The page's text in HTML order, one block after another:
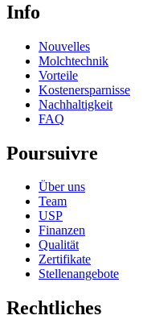
Info
Nouvelles
Molchtechnik
Vorteile
Kostenersparnisse
Nachhaltigkeit
FAQ
Poursuivre
Über uns
Team
USP
Finanzen
Qualität
Zertifikate
Stellenangebote
Rechtliches